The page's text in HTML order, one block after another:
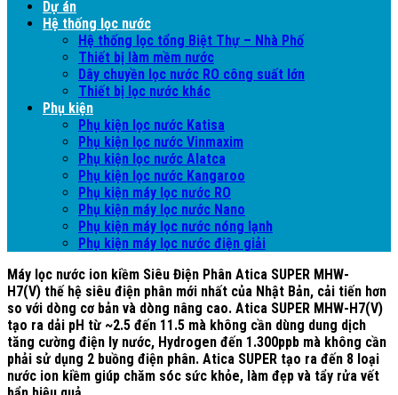
Dự án
Hệ thống lọc nước
Hệ thống lọc tổng Biệt Thự – Nhà Phố
Thiết bị làm mềm nước
Dây chuyền lọc nước RO công suất lớn
Thiết bị lọc nước khác
Phụ kiện
Phụ kiện lọc nước Katisa
Phụ kiện lọc nước Vinmaxim
Phụ kiện lọc nước Alatca
Phụ kiện lọc nước Kangaroo
Phụ kiện máy lọc nước RO
Phụ kiện máy lọc nước Nano
Phụ kiện máy lọc nước nóng lạnh
Phụ kiện máy lọc nước điện giải
Máy lọc nước ion kiềm Siêu Điện Phân Atica SUPER MHW-
H7(V) thế hệ siêu điện phân mới nhất của Nhật Bản, cải tiến hơn
so với dòng cơ bản và dòng nâng cao. Atica SUPER MHW-H7(V)
tạo ra dải pH từ ~2.5 đến 11.5 mà không cần dùng dung dịch
tăng cường điện ly nước, Hydrogen đến 1.300ppb mà không cần
phải sử dụng 2 buồng điện phân. Atica SUPER tạo ra đến 8 loại
nước ion kiềm giúp chăm sóc sức khỏe, làm đẹp và tẩy rửa vết